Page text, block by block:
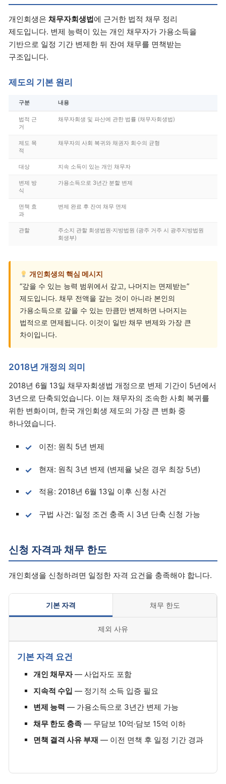
개인회생은 채무자회생법에 근거한 법적 채무 정리
제도입니다. 변제 능력이 있는 개인 채무자가 가용소득을
기반으로 일정 기간 변제한 뒤 잔여 채무를 면책받는
구조입니다.
제도의 기본 원리
구분 내용
법적 근
거
채무자회생 및 파산에 관한 법률 (채무자회생법)
제도 목
적
채무자의 사회 복귀와 채권자 회수의 균형
대상 지속 소득이 있는 개인 채무자
변제 방
식
가용소득으로 3년간 분할 변제
면책 효
과
변제 완료 후 잔여 채무 면제
관할
주소지 관할 회생법원·지방법원 (광주 거주 시 광주지방법원
회생부)
개인회생의 핵심 메시지
“갚을 수 있는 능력 범위에서 갚고, 나머지는 면제받는”
제도입니다. 채무 전액을 갚는 것이 아니라 본인의
가용소득으로 갚을 수 있는 만큼만 변제하면 나머지는
법적으로 면제됩니다. 이것이 일반 채무 변제와 가장 큰
차이입니다.
2018년 개정의 의미
2018년 6월 13일 채무자회생법 개정으로 변제 기간이 5년에서
3년으로 단축되었습니다. 이는 채무자의 조속한 사회 복귀를
위한 변화이며, 한국 개인회생 제도의 가장 큰 변화 중
하나였습니다.
이전: 원칙 5년 변제
현재: 원칙 3년 변제 (변제율 낮은 경우 최장 5년)
적용: 2018년 6월 13일 이후 신청 사건
구법 사건: 일정 조건 충족 시 3년 단축 신청 가능
신청 자격과 채무 한도
개인회생을 신청하려면 일정한 자격 요건을 충족해야 합니다.
기본 자격 채무 한도
제외 사유
기본 자격 요건
개인 채무자— 사업자도 포함
지속적 수입 — 정기적 소득 입증 필요
변제 능력 — 가용소득으로 3년간 변제 가능
채무 한도 충족 — 무담보 10억·담보 15억 이하
면책 결격 사유 부재 — 이전 면책 후 일정 기간 경과